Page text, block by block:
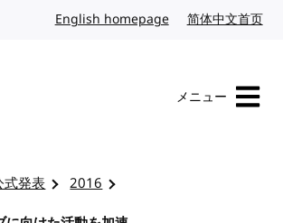
English homepage英語简体中文首页中
メニュー
式発表
2016